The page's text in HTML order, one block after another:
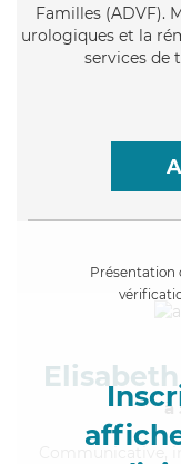
Familles (ADVF).
urologiques et la
services de
Présentation
Elisabeth
à